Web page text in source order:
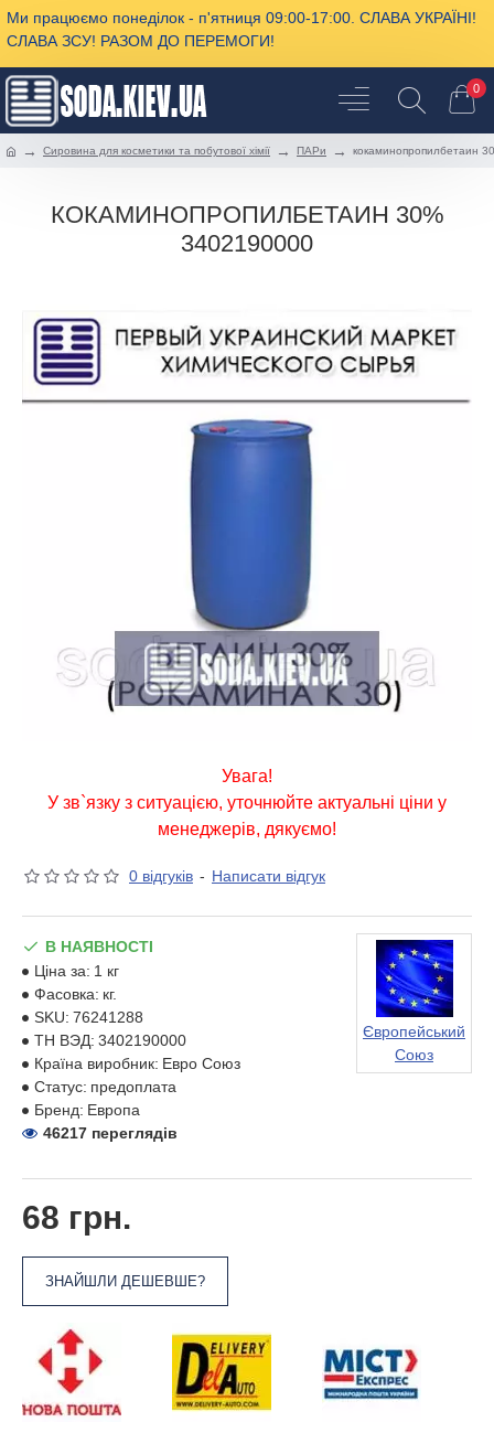
Ми працюємо понеділок - п'ятниця 09:00-17:00. СЛАВА УКРАЇНІ!
СЛАВА ЗСУ! РАЗОМ ДО ПЕРЕМОГИ!
0
Сировина для косметики та побутової хімії ПАРи кокаминопропилбетаин
КОКАМИНОПРОПИЛБЕТАИН 30%
3402190000
Увага!
У зв`язку з ситуацією, уточнюйте актуальні ціни у
менеджерів, дякуємо!
0 відгуків - Написати відгук
68 грн.
ЗНАЙШЛИ ДЕШЕВШЕ?
В НАЯВНОСТІ
Ціна за: 1 кг
Фасовка: кг.
SKU: 76241288
ТН ВЭД: 3402190000
Країна виробник: Евро Союз
Статус: предоплата
Бренд: Европа
Європейський
Союз
46217 переглядів